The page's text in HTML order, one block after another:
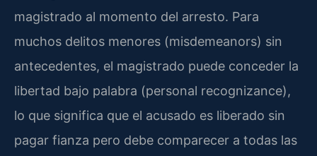
magistrado al momento del arresto. Para
muchos delitos menores (misdemeanors) sin
antecedentes, el magistrado puede conceder la
libertad bajo palabra (personal recognizance),
lo que significa que el acusado es liberado sin
pagar fianza pero debe comparecer a todas las